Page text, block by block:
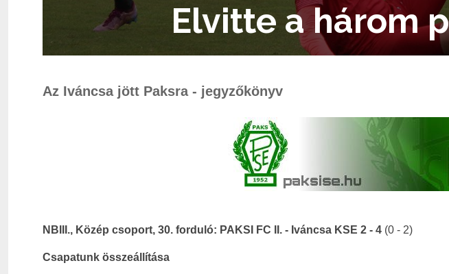
Elvitte a három
Az Iváncsa jött Paksra - jegyzőkönyv
NBIII., Közép csoport, 30. forduló: PAKSI FC II. - Iváncsa KSE 2 - 4 (0 - 2)
Csapatunk összeállítása